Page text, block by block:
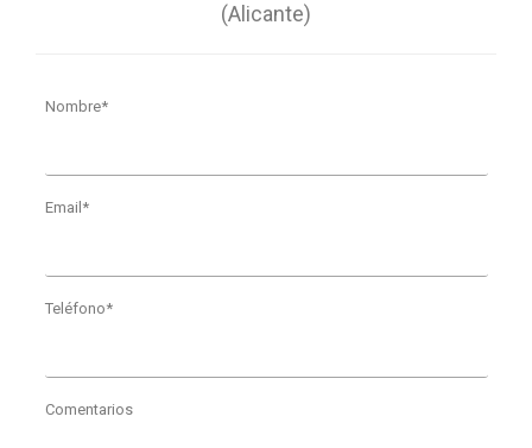
(Alicante)
Nombre*
Email*
Teléfono*
Comentarios